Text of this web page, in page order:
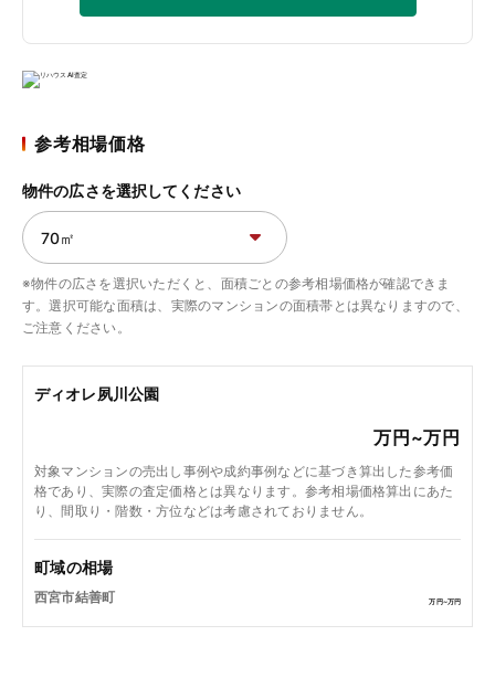
参考相場価格
ディオレ夙川公園
万円~万円
対象マンションの売出し事例や成約事例などに基づき算出した参考価
格であり、実際の査定価格とは異なります。参考相場価格算出にあた
り、間取り・階数・方位などは考慮されておりません。
町域の相場
西宮市結善町 万円~万円
物件の広さを選択してください
※物件の広さを選択いただくと、面積ごとの参考相場価格が確認できま
す。選択可能な面積は、実際のマンションの面積帯とは異なりますので、
ご注意ください。